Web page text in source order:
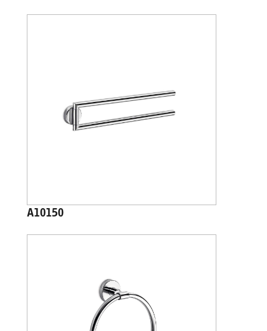
A10150